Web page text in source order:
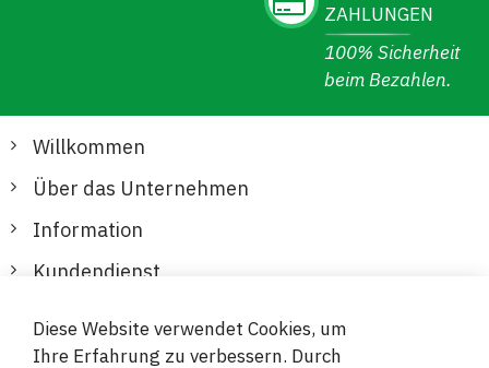
ZAHLUNGEN
100% Sicherheit
beim Bezahlen.
Willkommen
Über das Unternehmen
Information
Kundendienst
Sichere und bequeme Zahlungen
Diese Website verwendet Cookies, um
Ihre Erfahrung zu verbessern. Durch